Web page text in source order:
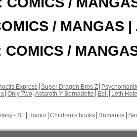
/ MANGAS |
COMICS /
Express Super Dragon Bros Z
Only Two Astaroth Y Bernadette Edil
Leth Hate
- SF Humor Children's books Romance